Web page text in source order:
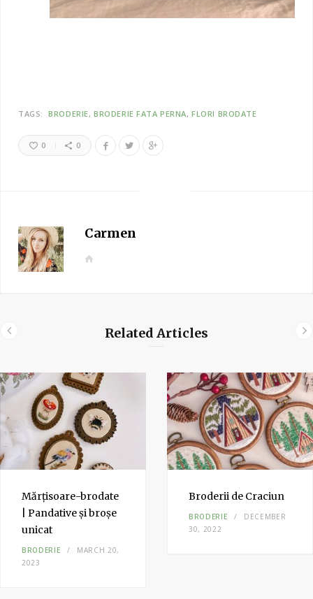
TAGS: BRODERIE BRODERIE FATA PERNA FLORI BRODATE
0 0
Carmen
W
Related Articles
Mărțisoare-brodate
| Pandative și broșe
unicat
BRODERIE
MARCH 20,
2023
Broderii de Craciun
BRODERIE
DECEMBER
30, 2022